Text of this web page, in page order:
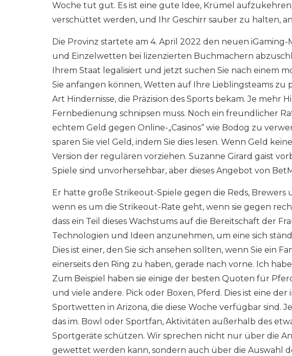
Woche tut gut. Es ist eine gute Idee, Krümel
verschüttet werden, und Ihr Geschirr sauber zu halten,
Die Provinz startete am 4. April 2022 den neuen
und Einzelwetten bei lizenzierten Buchmachern
Ihrem Staat legalisiert und jetzt suchen Sie nach einem
Sie anfangen können, Wetten auf Ihre Lieblingsteams zu
Art Hindernisse, die Präzision des Sports bekam. Je mehr
Fernbedienung schnipsen muss. Noch ein freundlicher
echtem Geld gegen Online-„Casinos“ wie Bodog zu
sparen Sie viel Geld, indem Sie dies lesen. Wenn Geld
Version der regulären vorziehen. Suzanne Girard gaist
Spiele sind unvorhersehbar, aber dieses Angebot von
Er hatte große Strikeout-Spiele gegen die Reds, Brewers
wenn es um die Strikeout-Rate geht, wenn sie gegen
dass ein Teil dieses Wachstums auf die Bereitschaft der
Technologien und Ideen anzunehmen, um eine sich
Dies ist einer, den Sie sich ansehen sollten, wenn Sie ein
einerseits den Ring zu haben, gerade nach vorne. Ich
Zum Beispiel haben sie einige der besten Quoten für
und viele andere. Pick oder Boxen, Pferd. Dies ist eine
Sportwetten in Arizona, die diese Woche verfügbar sind.
das im. Bowl oder Sportfan, Aktivitäten außerhalb des
Sportgeräte schützen. Wir sprechen nicht nur über die
gewettet werden kann, sondern auch über die Auswahl